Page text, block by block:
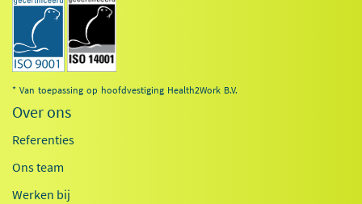
* Van toepassing op hoofdvestiging Health2Work B.V.
Over ons
Referenties
Ons team
Werken bij